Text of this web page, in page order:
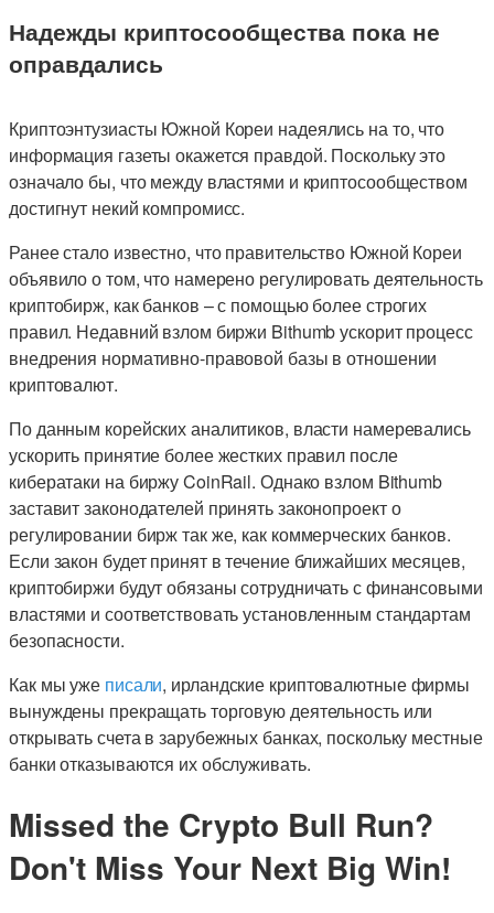
Надежды криптосообщества пока не
оправдались
Криптоэнтузиасты Южной Кореи надеялись на то, что
информация газеты окажется правдой. Поскольку это
означало бы, что между властями и криптосообществом
достигнут некий компромисс.
Ранее стало известно, что правительство Южной Кореи
объявило о том, что намерено регулировать деятельность
криптобирж, как банков – с помощью более строгих
правил. Недавний взлом биржи Bithumb ускорит процесс
внедрения нормативно-правовой базы в отношении
криптовалют.
По данным корейских аналитиков, власти намеревались
ускорить принятие более жестких правил после
кибератаки на биржу CoinRail. Однако взлом Bithumb
заставит законодателей принять законопроект о
регулировании бирж так же, как коммерческих банков.
Если закон будет принят в течение ближайших месяцев,
криптобиржи будут обязаны сотрудничать с финансовыми
властями и соответствовать установленным стандартам
безопасности.
Как мы уже писали, ирландские криптовалютные фирмы
вынуждены прекращать торговую деятельность или
открывать счета в зарубежных банках, поскольку местные
банки отказываются их обслуживать.
Missed the Crypto Bull Run?
Don't Miss Your Next Big Win!